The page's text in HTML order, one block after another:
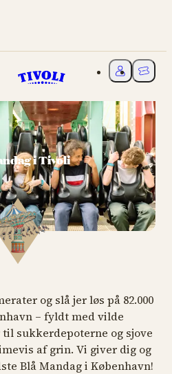
Mit Tivoli
i Tivoli
og slå jer løs på 82.000
– fyldt med vilde
sukkerdepoterne og sjove
af grin. Vi giver dig og
Blå Mandag i København!